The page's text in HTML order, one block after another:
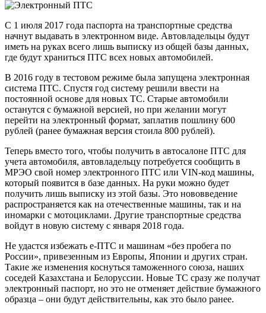
С 1 июля 2017 года паспорта на транспортные средства
начнут выдавать в электронном виде. Автовладельцы будут
иметь на руках всего лишь выписку из общей базы данных,
где будут храниться ПТС всех новых автомобилей.
В 2016 году в тестовом режиме была запущена электронная
система ПТС. Спустя год систему решили ввести на
постоянной основе для новых ТС. Старые автомобили
останутся с бумажной версией, но при желании могут
перейти на электронный формат, заплатив пошлину 600
рублей (ранее бумажная версия стоила 800 рублей).
Теперь вместо того, чтобы получить в автосалоне ПТС для
учета автомобиля, автовладельцу потребуется сообщить в
МРЭО свой номер электронного ПТС или VIN-код машины,
который появится в базе данных. На руки можно будет
получить лишь выписку из этой базы. Это нововведение
распространяется как на отечественные машины, так и на
иномарки с мотоциклами. Другие транспортные средства
войдут в новую систему с января 2018 года.
Не удастся избежать е-ПТС и машинам «без пробега по
России», привезенным из Европы, Японии и других стран.
Такие же изменения коснуться таможенного союза, наших
соседей Казахстана и Белоруссии. Новые ТС сразу же получат
электронный паспорт, но это не отменяет действие бумажного
образца – они будут действительны, как это было ранее.